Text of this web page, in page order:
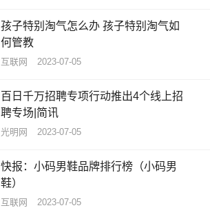
孩子特别淘气怎么办 孩子特别淘气如
何管教
互联网 2023-07-05
百日千万招聘专项行动推出4个线上招
聘专场|简讯
光明网 2023-07-05
快报：小码男鞋品牌排行榜（小码男
鞋）
互联网 2023-07-05